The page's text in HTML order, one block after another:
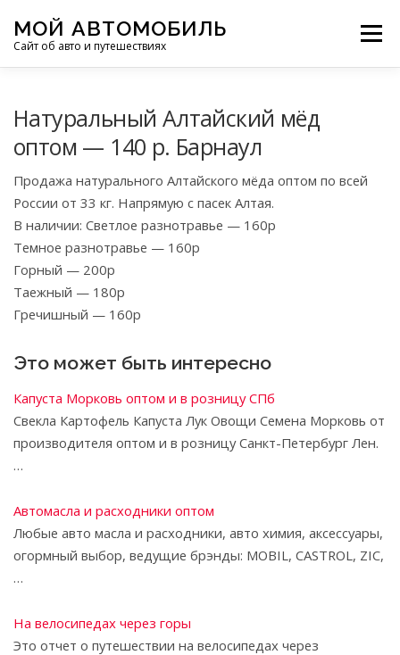
содержимому
МОЙ АВТОМОБИЛЬ
Сайт об авто и путешествиях
Меню
ФОТООТЧЕТЫ ОСТАЛЬНОЕ
Натуральный Алтайский мёд
оптом — 140 р. Барнаул
Продажа натурального Алтайского мёда оптом по всей
России от 33 кг. Напрямую с пасек Алтая.
В наличии: Светлое разнотравье — 160р
Темное разнотравье — 160р
Горный — 200р
Таежный — 180р
Гречишный — 160р
Это может быть интересно
Капуста Морковь оптом и в розницу СПб
Свекла Картофель Капуста Лук Овощи Семена Морковь от
производителя оптом и в розницу Санкт-Петербург Лен.
…
Автомасла и расходники оптом
Любые авто масла и расходники, авто химия, аксессуары,
огормный выбор, ведущие брэнды: MOBIL, CASTROL, ZIC,
…
На велосипедах через горы
Это отчет о путешествии на велосипедах через